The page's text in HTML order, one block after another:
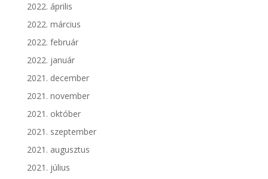
2022. április
2022. március
2022. február
2022. január
2021. december
2021. november
2021. október
2021. szeptember
2021. augusztus
2021. július